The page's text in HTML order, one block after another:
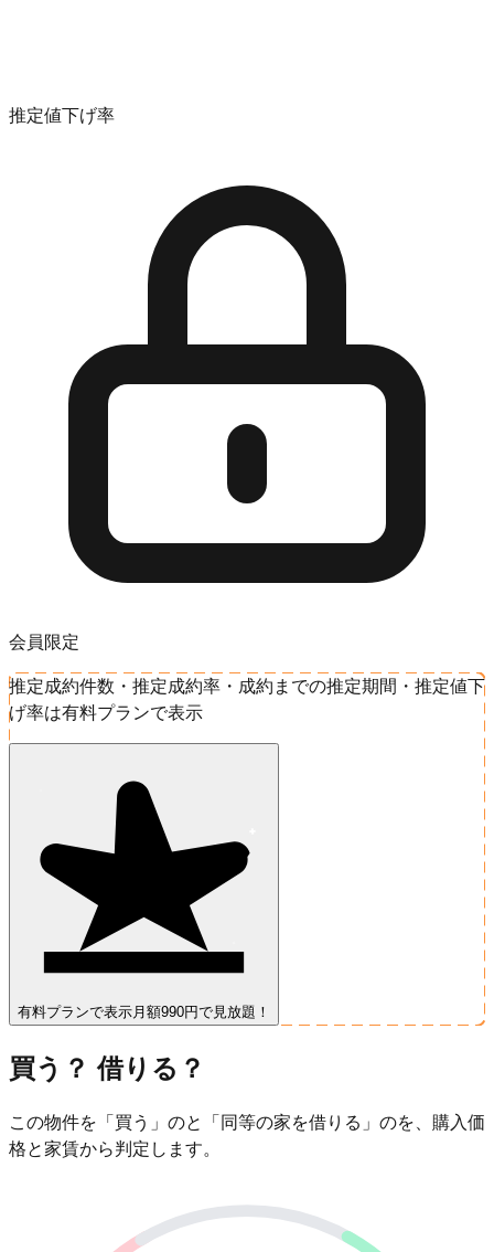
推定値下げ率
会員限定
推定成約件数・推定成約率・成約までの推定期間・推定値下
げ率は有料プランで表示
有料プランで表示 月額990円で見放題！
買う？ 借りる？
この物件を「買う」のと「同等の家を借りる」のを、購入価
格と家賃から判定します。